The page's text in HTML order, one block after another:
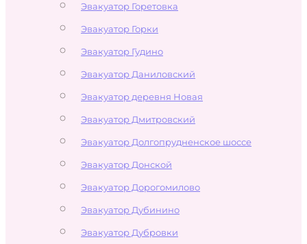
Эвакуатор Горетовка
Эвакуатор Горки
Эвакуатор Гудино
Эвакуатор Даниловский
Эвакуатор деревня Новая
Эвакуатор Дмитровский
Эвакуатор Долгопрудненское шоссе
Эвакуатор Донской
Эвакуатор Дорогомилово
Эвакуатор Дубинино
Эвакуатор Дубровки